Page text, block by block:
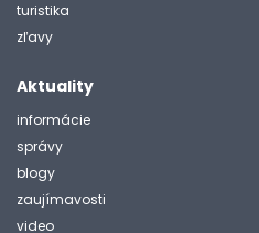
turistika
zľavy
Aktuality
informácie
správy
blogy
zaujímavosti
video